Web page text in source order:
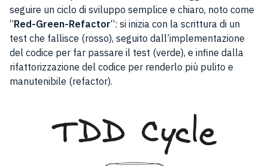
seguire un ciclo di sviluppo semplice e chiaro, noto come
“Red-Green-Refactor“: si inizia con la scrittura di un
test che fallisce (rosso), seguito dall’implementazione
del codice per far passare il test (verde), e infine dalla
rifattorizzazione del codice per renderlo più pulito e
manutenibile (refactor).